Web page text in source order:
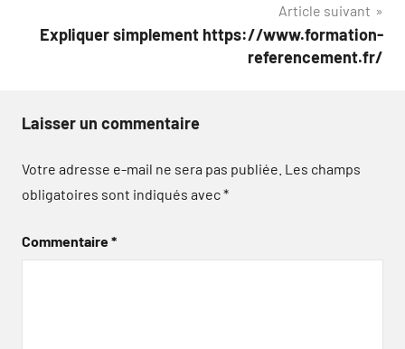
Article suivant
Expliquer simplement https://www.formation-
referencement.fr/
Laisser un commentaire
Votre adresse e-mail ne sera pas publiée. Les champs
obligatoires sont indiqués avec*
Commentaire*